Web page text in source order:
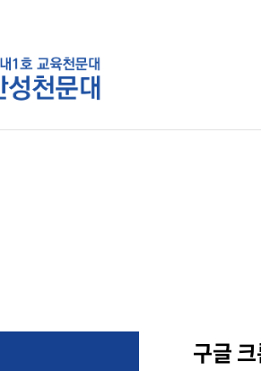
하위분류
구글